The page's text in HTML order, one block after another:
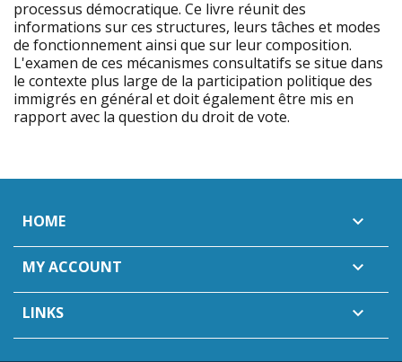
processus démocratique. Ce livre réunit des
informations sur ces structures, leurs tâches et modes
de fonctionnement ainsi que sur leur composition.
L'examen de ces mécanismes consultatifs se situe dans
le contexte plus large de la participation politique des
immigrés en général et doit également être mis en
rapport avec la question du droit de vote.
HOME 
MY ACCOUNT 
LINKS 